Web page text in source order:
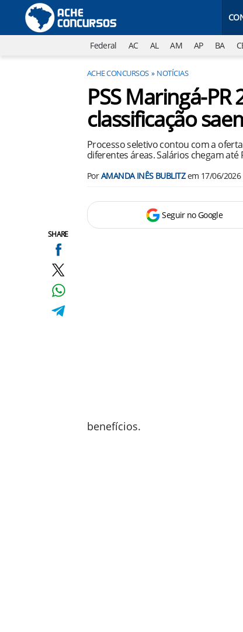
Federal AC AL AM AP BA
ACHE CONCURSOS NOTÍCIAS
SHARE
PSS Maringá-
classificação
Processo seletivo contou com a
diferentes áreas. Salários chegam até
PorAMANDA INÊS BUBLITZem 17/06/2026
Seguir no Google
benefícios.